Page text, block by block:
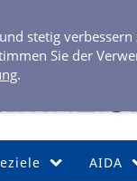
AIDA
stetig
Sie der
.